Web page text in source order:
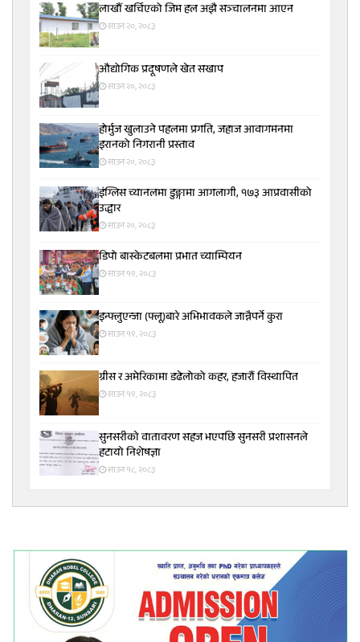
लाखौँ खर्चिएको जिम हल अझै सञ्चालनमा आएन
साउन २०, २०८३
औद्योगिक प्रदूषणले खेत सखाप
साउन २०, २०८३
होर्मुज खुलाउने पहलमा प्रगति, जहाज आवागमनमा
इरानको निगरानी प्रस्ताव
साउन २०, २०८३
इंग्लिस च्यानलमा डुङ्गामा आगलागी, १७३ आप्रवासीको
उद्धार
साउन २०, २०८३
डिपो बास्केटबलमा प्रभात च्याम्पियन
साउन १९, २०८३
इन्फ्लुएन्जा (फ्लू)बारे अभिभावकले जान्नैपर्ने कुरा
साउन १९, २०८३
ग्रीस र अमेरिकामा डढेलोको कहर, हजारौं विस्थापित
साउन १९, २०८३
सुनसरीकाे वातावरण सहज भएपछि सुनसरी प्रशासनले
हटायाे निशेषज्ञा
साउन १८, २०८३